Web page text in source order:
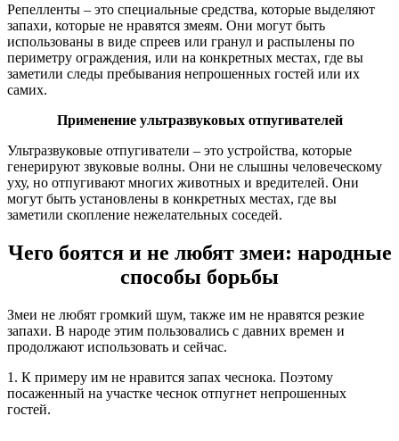
Репелленты – это специальные средства, которые выделяют
запахи, которые не нравятся змеям. Они могут быть
использованы в виде спреев или гранул и распылены по
периметру ограждения, или на конкретных местах, где вы
заметили следы пребывания непрошенных гостей или их
самих.
Применение ультразвуковых отпугивателей
Ультразвуковые отпугиватели – это устройства, которые
генерируют звуковые волны. Они не слышны человеческому
уху, но отпугивают многих животных и вредителей. Они
могут быть установлены в конкретных местах, где вы
заметили скопление нежелательных соседей.
Чего боятся и не любят змеи: народные
способы борьбы
Змеи не любят громкий шум, также им не нравятся резкие
запахи. В народе этим пользовались с давних времен и
продолжают использовать и сейчас.
1. К примеру им не нравится запах чеснока. Поэтому
посаженный на участке чеснок отпугнет непрошенных
гостей.